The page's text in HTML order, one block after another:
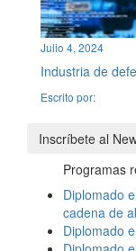
Julio 4, 2024
Industria de
Escrito por:
Inscríbete al
Programas
Diplomado
cadena de
Diplomado